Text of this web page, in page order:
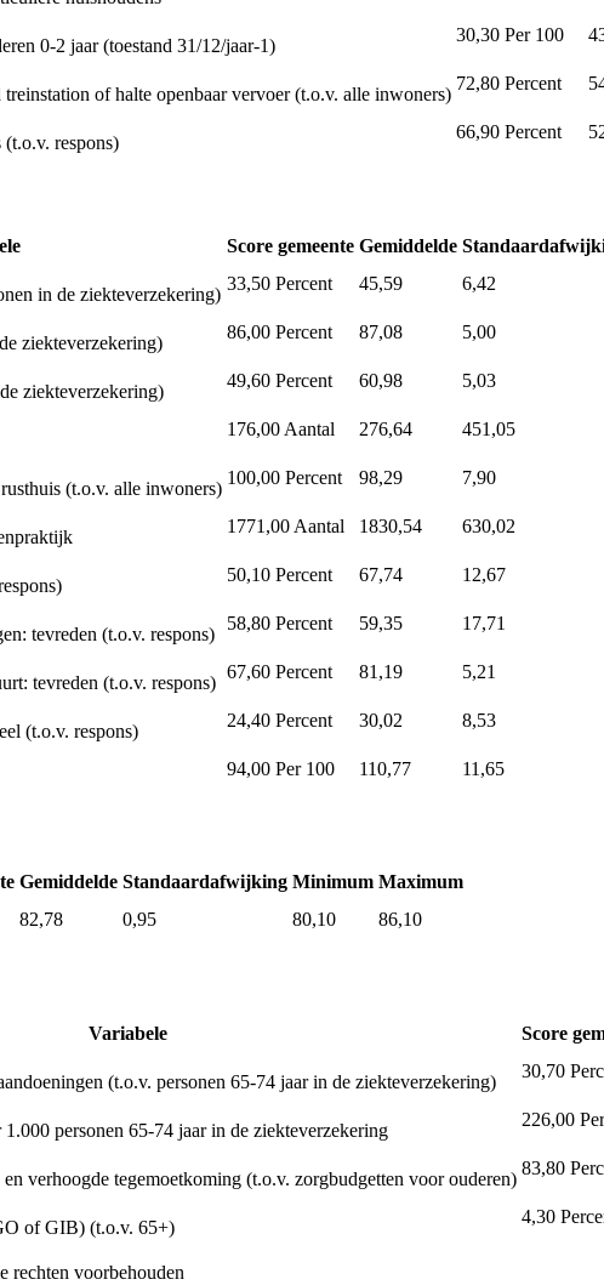
0-2 jaar (toestand 31/12/jaar-1)
30,30 Per 100
of halte openbaar vervoer (t.o.v. alle inwoners)
72,80 Percent
(t.o.v. respons)
66,90 Percent
Score gemeente Gemiddelde
in de ziekteverzekering)
33,50 Percent 45,59 6,42
ziekteverzekering)
86,00 Percent 87,08 5,00
ziekteverzekering)
49,60 Percent 60,98 5,03
176,00 Aantal 276,64 451,05
(t.o.v. alle inwoners)
100,00 Percent 98,29 7,90
1771,00 Aantal 1830,54 630,02
50,10 Percent 67,74 12,67
tevreden (t.o.v. respons)
58,80 Percent 59,35 17,71
tevreden (t.o.v. respons)
67,60 Percent 81,19 5,21
(t.o.v. respons)
24,40 Percent 30,02 8,53
94,00 Per 100 110,77 11,65
Gemiddelde Standaardafwijking Minimum Maximum
82,78 0,95 80,10 86,10
Variabele Score
(t.o.v. personen 65-74 jaar in de ziekteverzekering)
30,70
personen 65-74 jaar in de ziekteverzekering
226,00
verhoogde tegemoetkoming (t.o.v. zorgbudgetten voor ouderen)
83,80
of GIB) (t.o.v. 65+)
4,30
voorbehouden